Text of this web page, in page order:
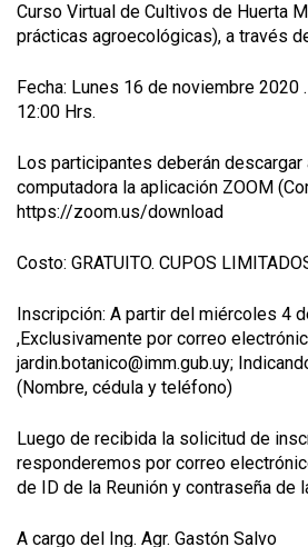
Curso Virtual de Cultivos de Huerta
prácticas agroecológicas), a través
Fecha: Lunes 16 de noviembre 2020
12:00 Hrs.
Los participantes deberán
computadora la aplicación ZOOM
https://zoom.us/download
Costo: GRATUITO. CUPOS
Inscripción: A partir del miércoles 4
,Exclusivamente por correo
jardin.botanico@imm.gub.uy;
(Nombre, cédula y teléfono)
Luego de recibida la solicitud de
responderemos por correo
de ID de la Reunión y contraseña de
A cargo del Ing. Agr. Gastón Salvo